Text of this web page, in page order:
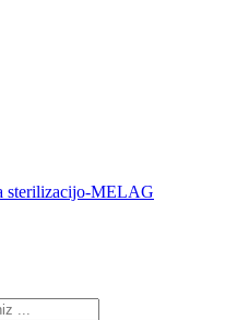
sterilizacijo-MELAG